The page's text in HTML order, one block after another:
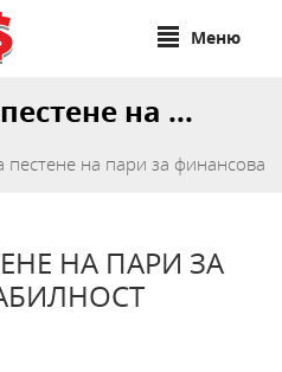
Меню
на ...
пестене на пари за финансова
НА ПАРИ ЗА